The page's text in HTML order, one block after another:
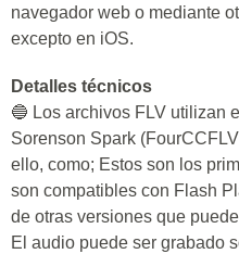
navegador web o mediante
excepto en iOS.
Detalles técnicos
🔵 Los archivos FLV utilizan
Sorenson Spark
ello, como; Estos son los
son compatibles con Flash
de otras versiones que
El audio puede ser grabado